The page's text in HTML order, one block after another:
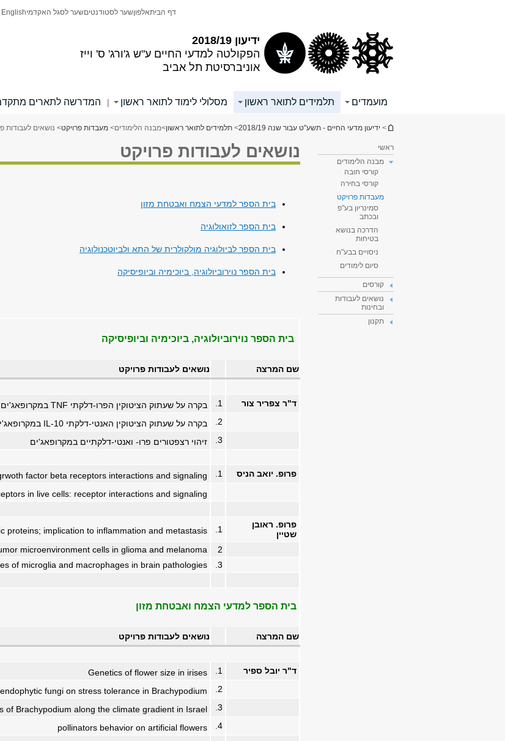
ידיעון 2018/19
הפקולטה למדעי החיים ע"ש ג'ורג' ס' וייז
אוניברסיטת תל אביב
דף הביתאלפוןשער לסטודנטיםשער לסגל האקדמיEnglish
מועמדים תלמידים לתואר ראשון מסלולי לימוד לתואר ראשון | המדרשה לתארים
הינך נמצא כאן
> ידיעון מדעי החיים - תשע"ט עבור שנה 2018/19 > תלמידים לתואר ראשון>מבנה הלימודים> מעבדות פרויקט> נושאים לעבודות
ראשי
מבנה הלימודים
קורסי חובה
קורסי בחירה
מעבדות פרויקט
סמינריון בע"פ
ובכתב
הדרכה בנושא
בטיחות
ניסויים בבע"ח
סיום לימודים
קורסים
נושאים לעבודות
ובחינות
תקנון
נושאים לעבודות פרויקט
בית הספר למדעי הצמח ואבטחת מזון
בית הספר לזואולוגיה
בית הספר לביולוגיה מולקולרית של התא ולביוטכנולוגיה
בית הספר נוירוביולוגיה, ביוכימיה וביופיסיקה
בית הספר נוירוביולוגיה, ביוכימיה וביופיסיקה
שם המרצה נושאים לעבודות פרויקט
ד"ר צפריר צור 1.
בקרה על שעתוק הציטוקין הפרו-דלקתי TNF במקרופאג'ים
2.
בקרה על שעתוק הציטוקין האנטי-דלקתי IL-10 במקרופאג'ים
3.
זיהוי רצפטורים פרו- ואנטי-דלקתיים במקרופאג'ים
פרופ. יואב הניס 1.
factor beta receptors interactions and signaling
in live cells: receptor interactions and signaling
פרופ. ראובן
שטיין
1.
proteins; implication to inflammation and metastasis
2
microenvironment cells in glioma and melanoma
3.
of microglia and macrophages in brain pathologies
בית הספר למדעי הצמח ואבטחת מזון
שם המרצה נושאים לעבודות פרויקט
ד"ר יובל ספיר 1.
Genetics of flower size in irises
2.
fungi on stress tolerance in Brachypodium
3.
of Brachypodium along the climate gradient in Israel
4.
pollinators behavior on artificial flowers